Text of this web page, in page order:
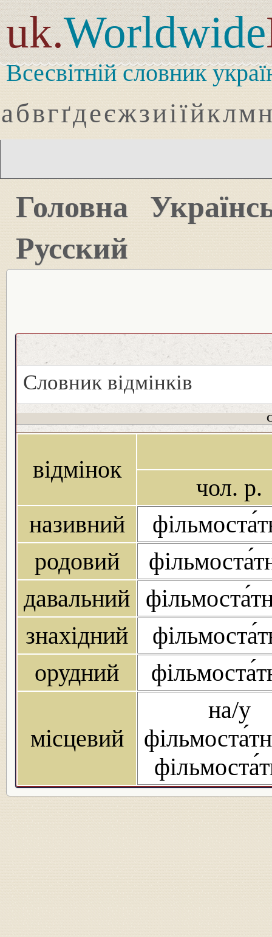
uk.Worldwide
Всесвітній словник
абвгґдеєжзиіїйклмн
Головна
Русский
Словник відмінків
відмінок
чол. р.
називний
родовий
давальний
знахідний
орудний
місцевий
на/у